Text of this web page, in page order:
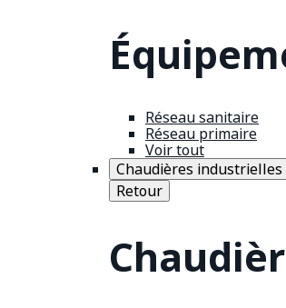
Réseau sanitaire
Réseau primaire
Voir tout
Chaudières industrielles
Retour